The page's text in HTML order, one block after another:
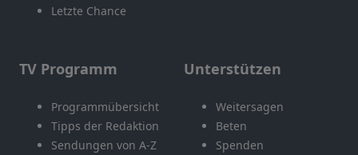
Letzte Chance
TV Programm
Programmübersicht
Tipps der Redaktion
Sendungen von A-Z
Unterstützen
Weitersagen
Beten
Spenden